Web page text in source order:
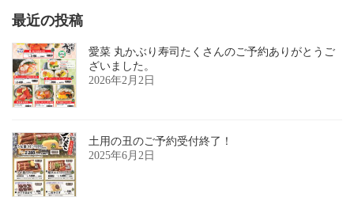
最近の投稿
愛菜 丸かぶり寿司たくさんのご予約ありがとうご
ざいました。
2026年2月2日
土用の丑のご予約受付終了！
2025年6月2日